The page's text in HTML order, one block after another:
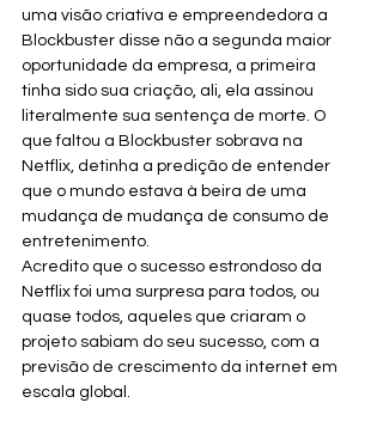
uma visão criativa e empreendedora a
Blockbuster disse não a segunda maior
oportunidade da empresa, a primeira
tinha sido sua criação, ali, ela assinou
literalmente sua sentença de morte. O
que faltou a Blockbuster sobrava na
Netflix, detinha a predição de entender
que o mundo estava à beira de uma
mudança de mudança de consumo de
entretenimento.
Acredito que o sucesso estrondoso da
Netflix foi uma surpresa para todos, ou
quase todos, aqueles que criaram o
projeto sabiam do seu sucesso, com a
previsão de crescimento da internet em
escala global.